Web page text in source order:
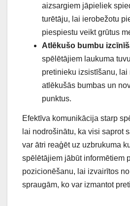
aizsargiem jāpieliek
turētāju, lai ierobežotu
piespiestu veikt grūtus
Atlēkušo bumbu
spēlētājiem laukuma
pretinieku izsistīšanu, lai
atlēkušās bumbas un
punktus.
Efektīva komunikācija starp
lai nodrošinātu, ka visi saprot
var ātri reaģēt uz uzbrukuma
spēlētājiem jābūt informētiem
pozicionēšanu, lai izvairītos
spraugām, ko var izmantot